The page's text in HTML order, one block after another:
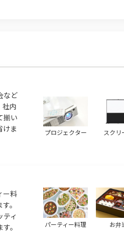
など
社内
揃い
けま
プロジェクター スクリ
ー料
。
ィ
。
パーティー料理 お弁